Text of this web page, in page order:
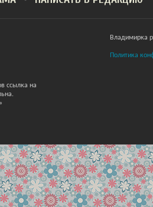
ссылка на
Владимирка
Политика